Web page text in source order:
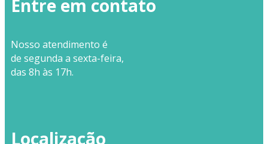
Entre em contato
Nosso atendimento é
de segunda a sexta-feira,
das 8h às 17h.
Localização